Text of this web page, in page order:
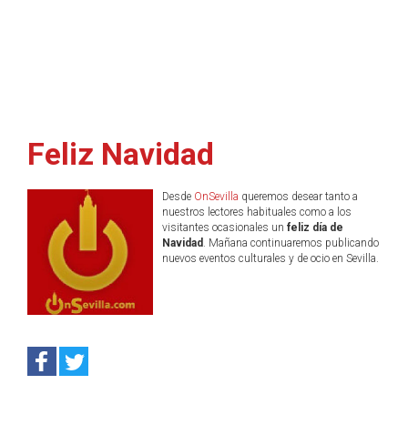
Feliz Navidad
Desde OnSevilla queremos desear tanto a
nuestros lectores habituales como a los
visitantes ocasionales un feliz día de
Navidad . Mañana continuaremos publicando
nuevos eventos culturales y de ocio en Sevilla.